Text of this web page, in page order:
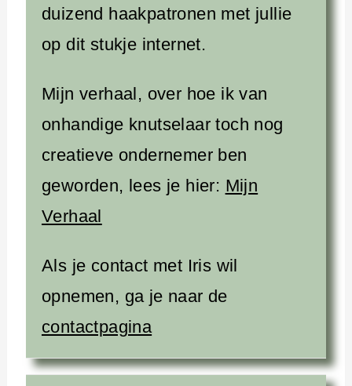
duizend haakpatronen met jullie
op dit stukje internet.
Mijn verhaal, over hoe ik van
onhandige knutselaar toch nog
creatieve ondernemer ben
geworden, lees je hier: Mijn
Verhaal
Als je contact met Iris wil
opnemen, ga je naar de
contactpagina